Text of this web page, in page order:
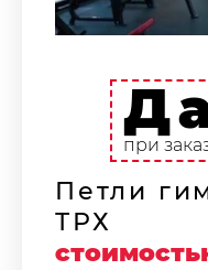
при
Петли
ТРХ